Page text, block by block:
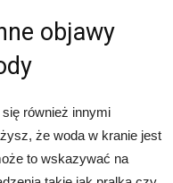
objawy
również innymi
że woda w kranie jest
to wskazywać na